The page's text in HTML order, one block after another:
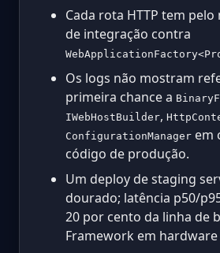
Cada rota HTTP tem
de integração contra
Os logs não mostram
primeira chance a
IWebHostBuilder,
ConfigurationManager em
código de produção.
Um deploy de staging
dourado; latência p50/
20 por cento da linha de
Framework em